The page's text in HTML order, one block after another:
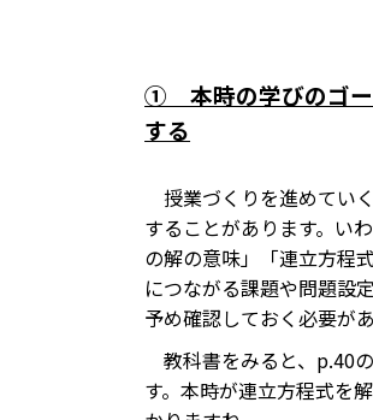
① 本時の学びのゴー
する
授業づくりを進めてい
することがあります。い
の解の意味」「連立方程
につながる課題や問題設
予め確認しておく必要があ
教科書をみると、p.40
す。本時が連立方程式を